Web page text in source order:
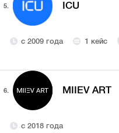
5. ICU
с 2009 года 1 кейс
6. MIIEV ART
с 2018 года